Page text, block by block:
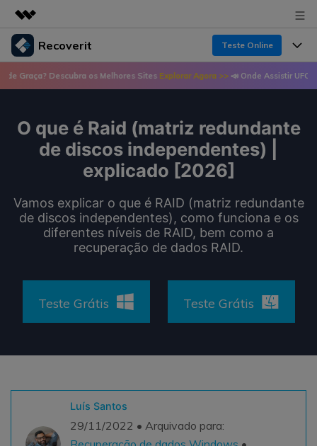
Produtos em destaque
Criatividade digital com IA generativa
Negócios
Visão geral
Soluções
Sobre nós
Sala de imprensa
Loja
Recoverit Teste Online
Produtos
Recoverit para Windows
Uma ferramenta líder de recuperação de dados
para Windows
Teste Grátis
Recupere dados ilimitados do sistema Mac
Teste Grátis
Recoverit Grátis
Recupere dados perdidos/excluídos gratuitamente
Recursos
Recuperar arquivos de mídia
Recuperação de dispositivos
Soluções de arquivos
Soluções para computadores
Soluções de backup
Porque Recoverit
Especialista em recuperação de dados
Histórias de usuários
Tema Quente Entrar
search
Descubra os Melhores Sites Explorar Agora >> 📣 Onde Assistir UFC de Graça?
O que é Raid (matriz redundante
de discos independentes) |
explicado [2026]
Vamos explicar o que é RAID (matriz redundante
de discos independentes), como funciona e os
diferentes níveis de RAID, bem como a
recuperação de dados RAID.
Teste Grátis Teste Grátis
Luís Santos
29/11/2022 • Arquivado para: